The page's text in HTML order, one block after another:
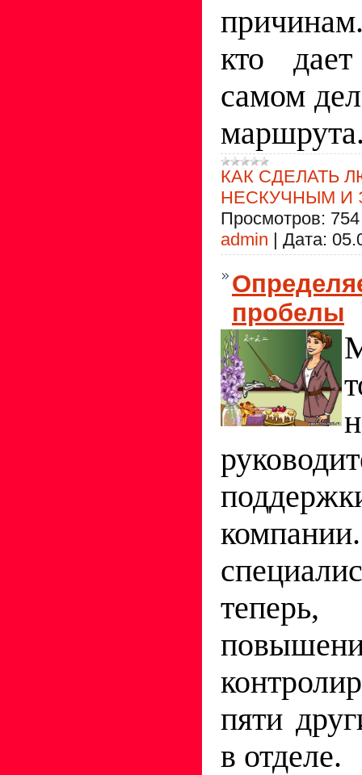
кто
самом
КАК СДЕЛАТЬ
НЕСКУЧНЫМ И
Просмотров: 754
admin | Дата:
пробелы
пяти
в отделе.